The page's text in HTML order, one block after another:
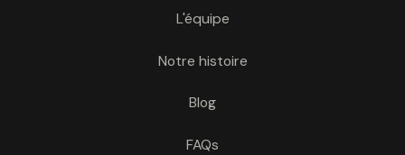
L'équipe
Notre histoire
Blog
FAQs